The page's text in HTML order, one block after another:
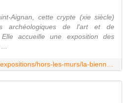
Aignan, cette crypte (xie siècle)
archéologiques de l'art et de
accueille une exposition des